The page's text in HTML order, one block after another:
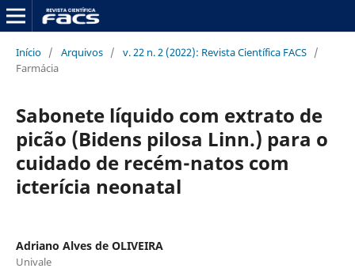
Início / Arquivos / v. 22 n. 2 (2022): Revista Científica FACS /
Farmácia
Sabonete líquido com extrato de
picão (Bidens pilosa Linn.) para o
cuidado de recém-natos com
icterícia neonatal
Adriano Alves de OLIVEIRA
Univale